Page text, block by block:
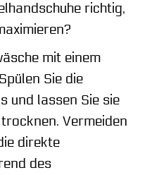
richtig,
mit einem
Sie die
und lassen Sie sie
Vermeiden
direkte
des